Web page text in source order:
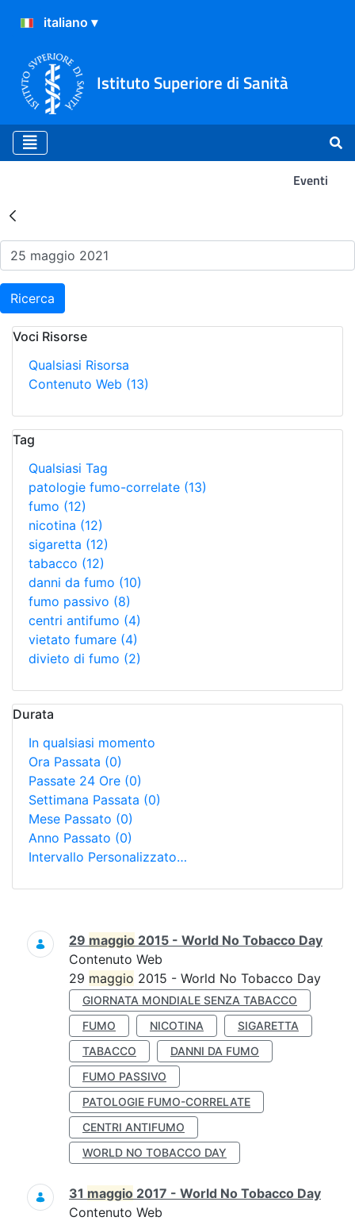
Istituto Superiore di Sanità
Eventi
Risultati della Ricerca -
Ricerca
Voci Risorse
Qualsiasi Risorsa
Contenuto Web (13)
Tag
Qualsiasi Tag
patologie fumo-correlate (13)
fumo (12)
nicotina (12)
sigaretta (12)
tabacco (12)
danni da fumo (10)
fumo passivo (8)
centri antifumo (4)
vietato fumare (4)
divieto di fumo (2)
Durata
In qualsiasi momento
Ora Passata (0)
Passate 24 Ore (0)
Settimana Passata (0)
Mese Passato (0)
Anno Passato (0)
Intervallo Personalizzato…
Ricerca
29 maggio 2015 - World No Tobacco Day
Contenuto Web
29 maggio 2015 - World No Tobacco Day
GIORNATA MONDIALE SENZA TABACCO
FUMO
NICOTINA
SIGARETTA
TABACCO
DANNI DA FUMO
FUMO PASSIVO
PATOLOGIE FUMO-CORRELATE
CENTRI ANTIFUMO
WORLD NO TOBACCO DAY
31 maggio 2017 - World No Tobacco Day
Contenuto Web